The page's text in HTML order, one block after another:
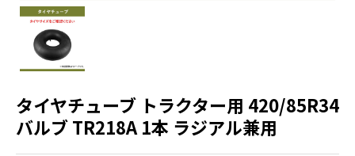
タイヤチューブ トラクター用 420/85R34
バルブ TR218A 1本 ラジアル兼用